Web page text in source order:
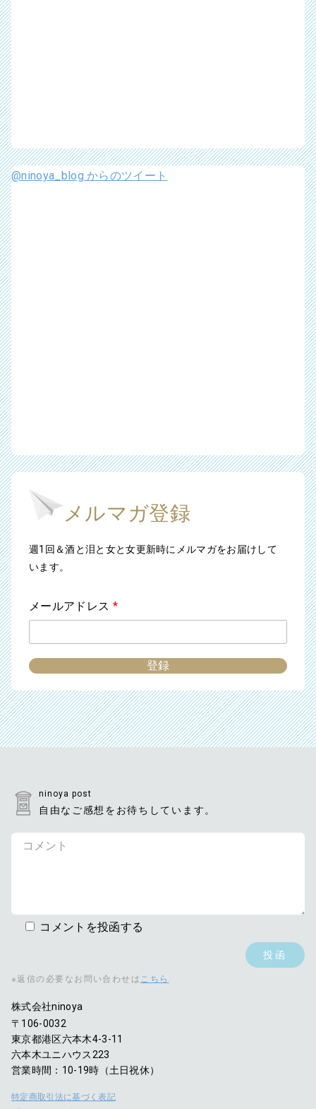
@ninoya_blog からのツイート
メルマガ登録
週1回＆酒と泪と女と女更新時にメルマガをお届けして
います。
メールアドレス *
ninoya post
自由なご感想をお待ちしています。
コメントを投函する
※返信の必要なお問い合わせは こちら
株式会社ninoya
〒106-0032
東京都港区六本木4-3-11
六本木ユニハウス223
営業時間：10-19時（土日祝休）
特定商取引法に基づく表記